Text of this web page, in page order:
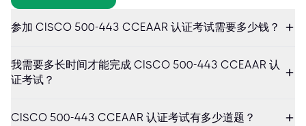
参加 CISCO 500-443 CCEAAR 认证考试需要多少钱？
我需要多长时间才能完成 CISCO 500-443 CCEAAR 认
证考试？
CISCO 500-443 CCEAAR 认证考试有多少道题？